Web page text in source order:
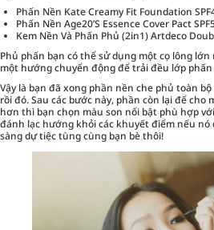
Phấn Nền Kate Creamy Fit Foundation
Phấn Nền Age20’S Essence Cover Pact
Kem Nền Và Phấn Phủ (2in1) Artdeco
Phủ phấn bạn có thể sử dụng một cọ lông
một hướng chuyển động để trải đều lớp
Vậy là bạn đã xong phần nền che phủ toàn
rồi đó. Sau các bước này, phần còn lại để
hơn thì bạn chọn màu son nổi bật phù hợp
đánh lạc hướng khỏi các khuyết điểm nếu nó
sàng dự tiệc tùng cùng bạn bè thôi!